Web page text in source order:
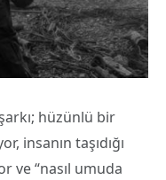
hüzünlü bir
insanın taşıdığı
ve “nasıl umuda